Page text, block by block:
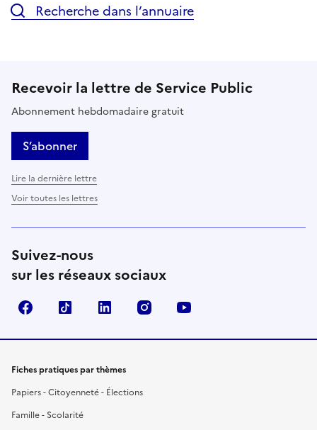
Recherche dans l’annuaire
Recevoir la lettre de Service Public
Abonnement hebdomadaire gratuit
S’abonner
Lire la dernière lettre
Voir toutes les lettres
Suivez-nous
sur les réseaux sociaux
FacebookTikTok LinkedIn Instagram
Fiches pratiques par thèmes
Papiers - Citoyenneté - Élections
Famille - Scolarité